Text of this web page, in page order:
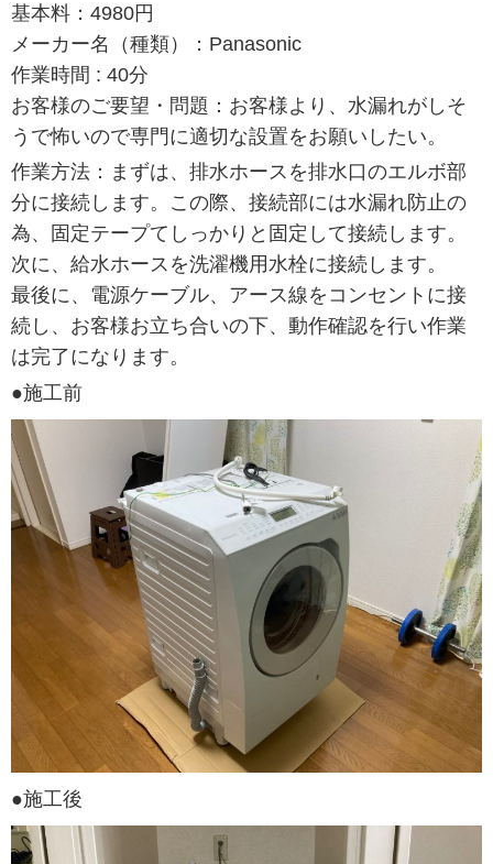
基本料：4980円
メーカー名（種類）：Panasonic
作業時間 : 40分
お客様のご要望・問題：お客様より、水漏れがしそ
うで怖いので専門に適切な設置をお願いしたい。
作業方法：まずは、排水ホースを排水口のエルボ部
分に接続します。この際、接続部には水漏れ防止の
為、固定テープてしっかりと固定して接続します。
次に、給水ホースを洗濯機用水栓に接続します。
最後に、電源ケーブル、アース線をコンセントに接
続し、お客様お立ち合いの下、動作確認を行い作業
は完了になります。
●施工前
●施工後